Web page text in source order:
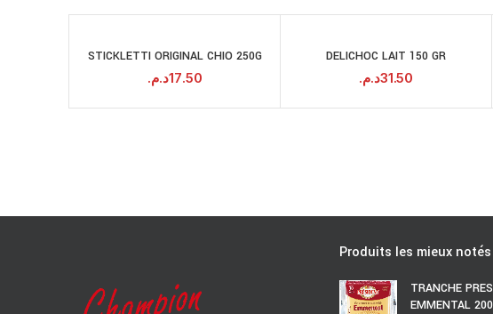
AJOUTER AU
PANIER
STICKLETTI ORIGINAL CHIO 250G
17.50د.م.
AJOUTER AU
PANIER
DELICHOC LAIT 150 GR
31.50د.م.
Produits les mieux notés
TRANCHE
EMMENTAL